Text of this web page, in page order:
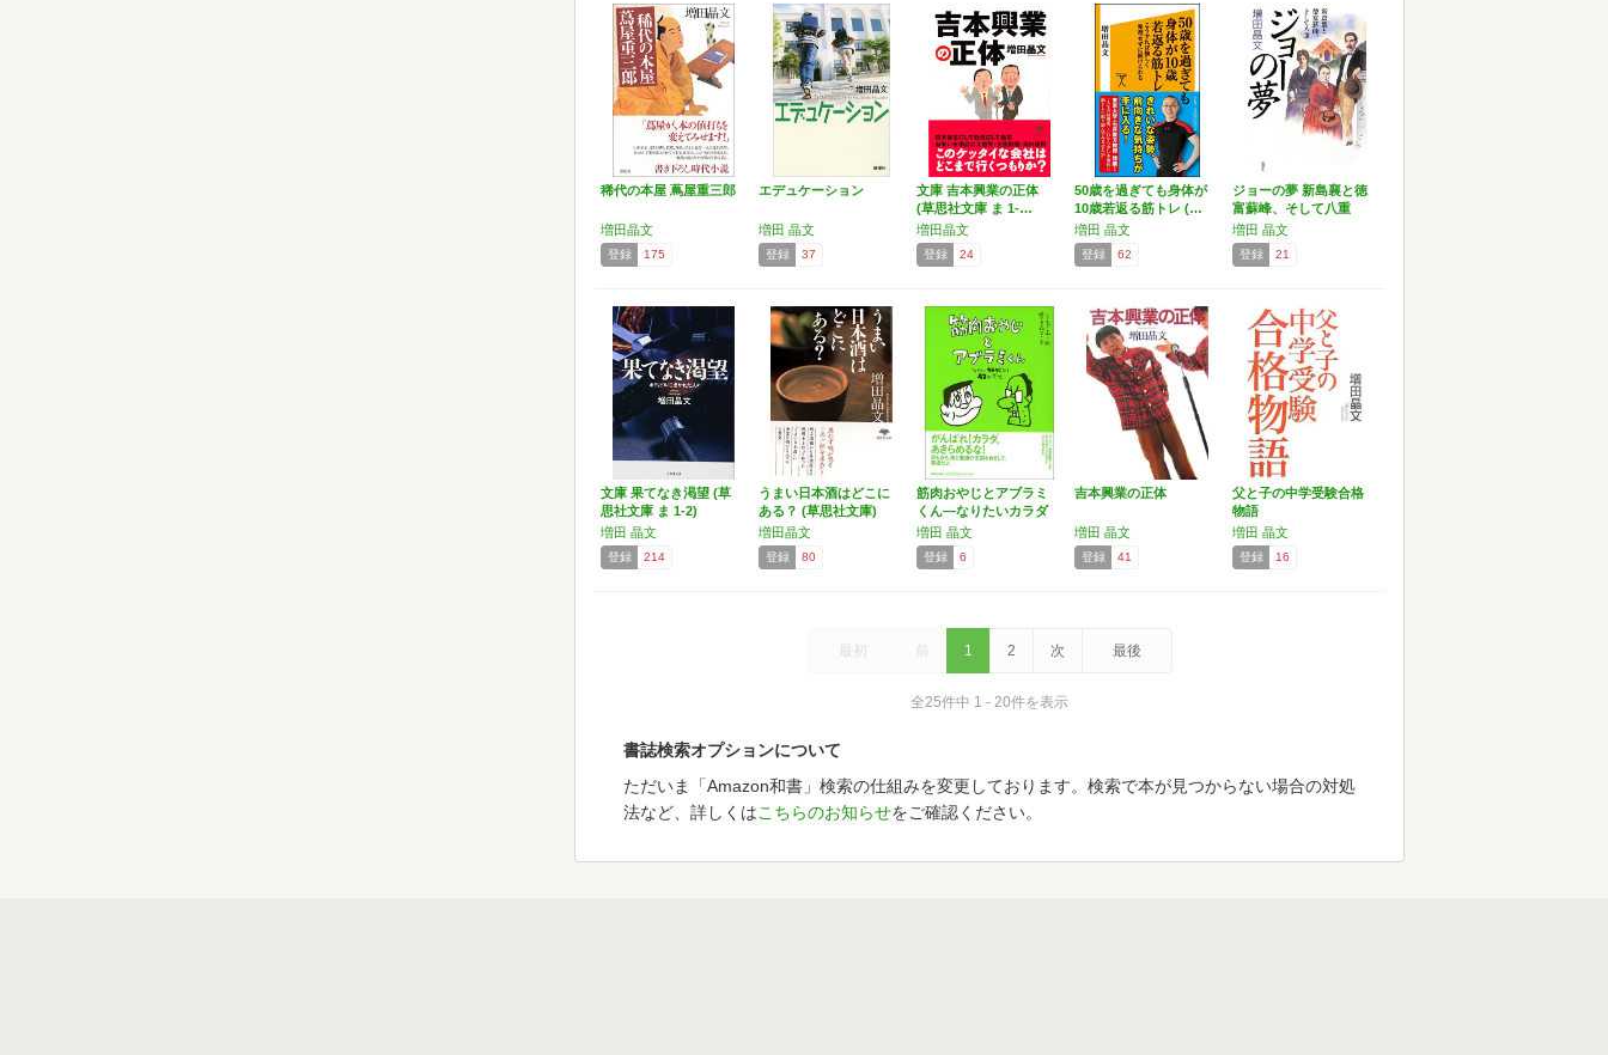
稀代の本屋 蔦屋重三郎
増田晶文
登録 175
エデュケーション
増田 晶文
登録 37
文庫 吉本興業の正体
(草思社文庫 ま 1-…
増田晶文
登録 24
50歳を過ぎても身体が
10歳若返る筋トレ (…
増田 晶文
登録 62
ジョーの夢 新島襄と徳
富蘇峰、そして八重
増田 晶文
登録 21
文庫 果てなき渇望 (草
思社文庫 ま 1-2)
増田 晶文
登録 214
うまい日本酒はどこに
ある？ (草思社文庫)
増田晶文
登録 80
筋肉おやじとアブラミ
くん―なりたいカラダ
にな…
増田 晶文
登録 6
吉本興業の正体
増田 晶文
登録 41
父と子の中学受験合格
物語
増田 晶文
登録 16
最初 前 1 2 次 最後
全25件中 1 - 20件を表示
書誌検索オプションについて
ただいま「Amazon和書」検索の仕組みを変更しております。検索で本が見つからない場合の対処
法など、詳しくはこちらのお知らせをご確認ください。